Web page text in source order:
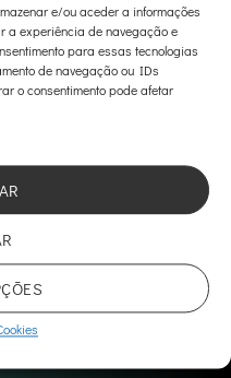
e/ou aceder a informações
a experiência de navegação e
para essas tecnologias
de navegação ou IDs
o consentimento pode afetar
Caso Fátima